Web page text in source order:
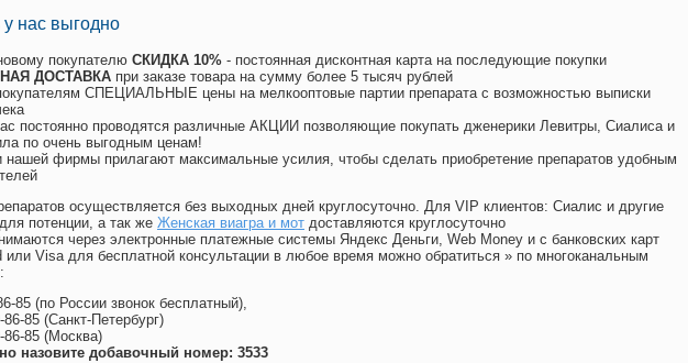
у нас выгодно
покупателю СКИДКА 10% - постоянная дисконтная карта на последующие покупки
ДОСТАВКА при заказе товара на сумму более 5 тысяч рублей
СПЕЦИАЛЬНЫЕ цены на мелкооптовые партии препарата с возможностью выписки
постоянно проводятся различные АКЦИИ позволяющие покупать дженерики Левитры, Сиалиса и
по очень выгодным ценам!
нашей фирмы прилагают максимальные усилия, чтобы сделать приобретение препаратов удобным
осуществляется без выходных дней круглосуточно. Для VIP клиентов: Сиалис и другие
потенции, а так же Женская виагра и мот доставляются круглосуточно
через электронные платежные системы Яндекс Деньги, Web Money и с банковских карт
или Visa для бесплатной консультации в любое время можно обратиться » по многоканальным
85 (по России звонок бесплатный),
86-85 (Санкт-Петербург)
86-85 (Москва)
назовите добавочный номер: 3533